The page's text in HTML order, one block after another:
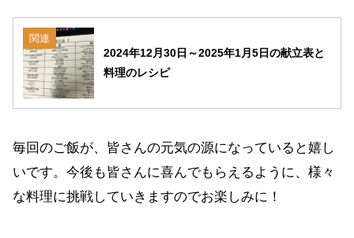
関連
2024年12月30日～2025年1月5日の献立表と
料理のレシピ
毎回のご飯が、皆さんの元気の源になっていると嬉し
いです。今後も皆さんに喜んでもらえるように、様々
な料理に挑戦していきますのでお楽しみに！